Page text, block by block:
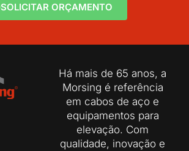
SOLICITAR ORÇAMENTO
Há mais de 65 anos, a
Morsing é referência
em cabos de aço e
equipamentos para
elevação. Com
qualidade, inovação e